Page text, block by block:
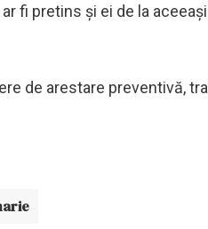
fi pretins și ei de la
de arestare preventivă,